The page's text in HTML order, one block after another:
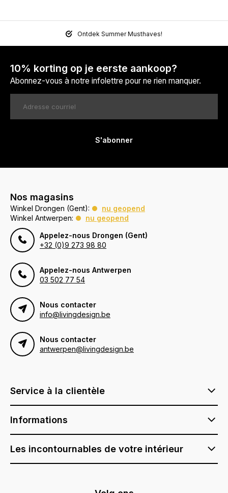
Ontdek Summer Musthaves!
10% korting op je eerste aankoop?
Abonnez-vous à notre infolettre pour ne rien manquer.
S'abonner
Nos magasins
Winkel Drongen (Gent):
nu geopend
Winkel Antwerpen:
nu geopend
Appelez-nous Drongen (Gent)
+32 (0)9 273 98 80
Appelez-nous Antwerpen
03 502 77 54
Nous contacter
info@livingdesign.be
Nous contacter
antwerpen@livingdesign.be
Service à la clientèle
Informations
Les incontournables de votre intérieur